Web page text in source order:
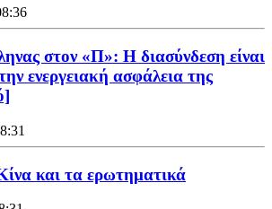
στον «Π»: Η διασύνδεση είναι
ενεργειακή ασφάλεια της
και τα ερωτηματικά